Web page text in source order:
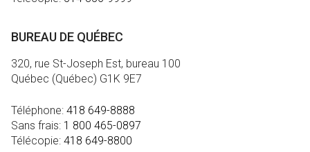
BUREAU DE QUÉBEC
320, rue St-Joseph Est, bureau 100
Québec (Québec) G1K 9E7
Téléphone: 418 649-8888
Sans frais: 1 800 465-0897
Télécopie: 418 649-8800